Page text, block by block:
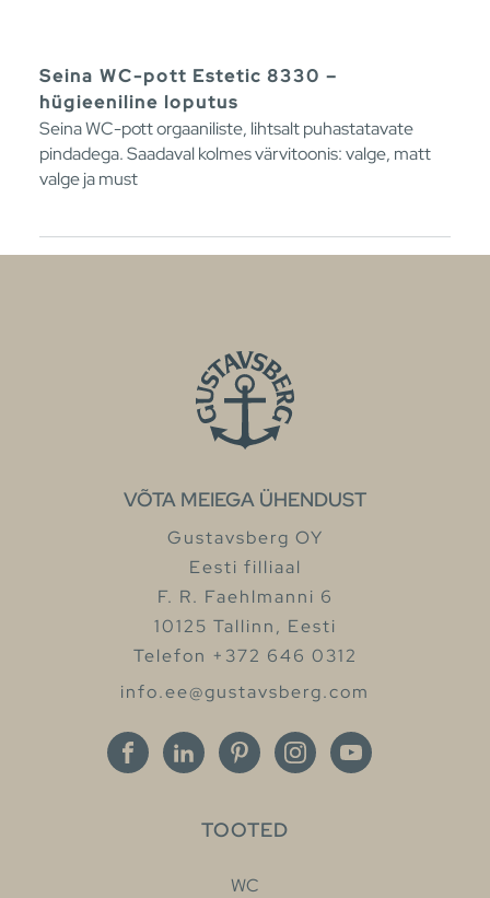
Seina WC-pott Estetic 8330 –
hügieeniline loputus
Seina WC-pott orgaaniliste, lihtsalt puhastatavate
pindadega. Saadaval kolmes värvitoonis: valge, matt
valge ja must
VÕTA MEIEGA ÜHENDUST
Gustavsberg OY
Eesti filliaal
F. R. Faehlmanni 6
10125 Tallinn, Eesti
Telefon +372 646 0312
info.ee@gustavsberg.com
TOOTED
WC